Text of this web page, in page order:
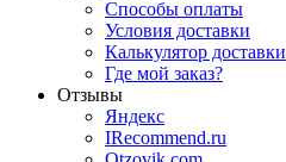
Способы оплаты
Условия доставки
Калькулятор доставки
Где мой заказ?
Отзывы
Яндекс
IRecommend.ru